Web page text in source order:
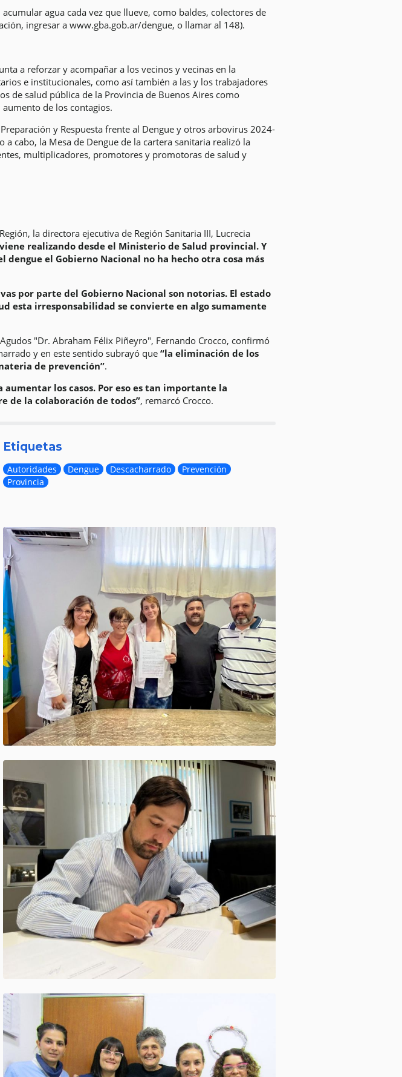
agua cada vez que llueve, como baldes, colectores de
ingresar a www.gba.gob.ar/dengue, o llamar al 148).
a reforzar y acompañar a los vecinos y vecinas en la
e institucionales, como así también a las y los trabajadores
de salud pública de la Provincia de Buenos Aires como
de los contagios.
y Respuesta frente al Dengue y otros arbovirus 2024-
cabo, la Mesa de Dengue de la cartera sanitaria realizó la
multiplicadores, promotores y promotoras de salud y
la directora ejecutiva de Región Sanitaria III, Lucrecia
realizando desde el Ministerio de Salud provincial. Y
el Gobierno Nacional no ha hecho otra cosa más
por parte del Gobierno Nacional son notorias. El estado
esta irresponsabilidad se convierte en algo sumamente
"Dr. Abraham Félix Piñeyro", Fernando Crocco, confirmó
y en este sentido subrayó que “la eliminación de los
de prevención”.
los casos. Por eso es tan importante la
de la colaboración de todos”, remarcó Crocco.
Etiquetas
Autoridades Dengue Descacharrado
Prevención
Provincia